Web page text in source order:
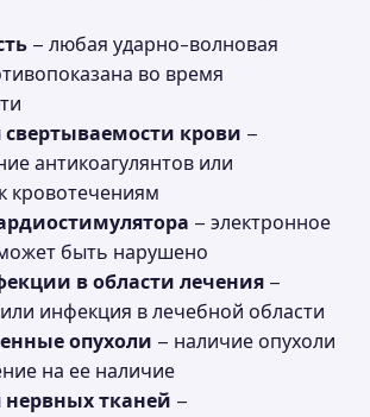
– любая ударно-волновая
во время
крови –
антикоагулянтов или
кровотечениям
– электронное
быть нарушено
в области лечения –
инфекция в лечебной области
опухоли – наличие опухоли
на ее наличие
тканей –